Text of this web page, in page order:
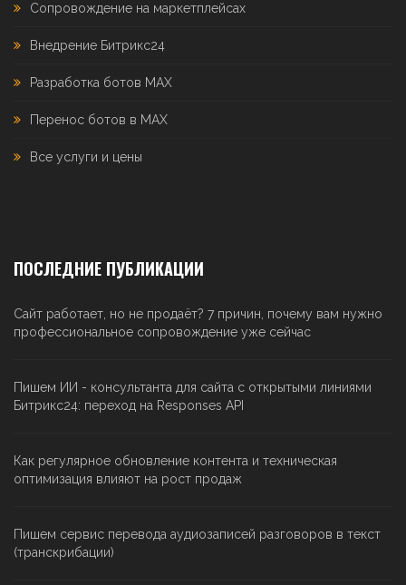
Сопровождение на маркетплейсах
Внедрение Битрикс24
Разработка ботов MAX
Перенос ботов в MAX
Все услуги и цены
ПОСЛЕДНИЕ ПУБЛИКАЦИИ
Сайт работает, но не продаёт? 7 причин, почему вам нужно
профессиональное сопровождение уже сейчас
Пишем ИИ - консультанта для сайта с открытыми линиями
Битрикс24: переход на Responses API
Как регулярное обновление контента и техническая
оптимизация влияют на рост продаж
Пишем сервис перевода аудиозаписей разговоров в текст
(транскрибации)